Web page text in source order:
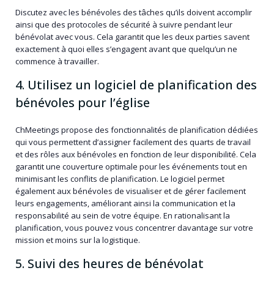
Discutez avec les bénévoles des tâches qu’ils doivent accomplir
ainsi que des protocoles de sécurité à suivre pendant leur
bénévolat avec vous. Cela garantit que les deux parties savent
exactement à quoi elles s’engagent avant que quelqu’un ne
commence à travailler.
4. Utilisez un logiciel de planification des
bénévoles pour l’église
ChMeetings propose des fonctionnalités de planification dédiées
qui vous permettent d’assigner facilement des quarts de travail
et des rôles aux bénévoles en fonction de leur disponibilité. Cela
garantit une couverture optimale pour les événements tout en
minimisant les conflits de planification. Le logiciel permet
également aux bénévoles de visualiser et de gérer facilement
leurs engagements, améliorant ainsi la communication et la
responsabilité au sein de votre équipe. En rationalisant la
planification, vous pouvez vous concentrer davantage sur votre
mission et moins sur la logistique.
5. Suivi des heures de bénévolat